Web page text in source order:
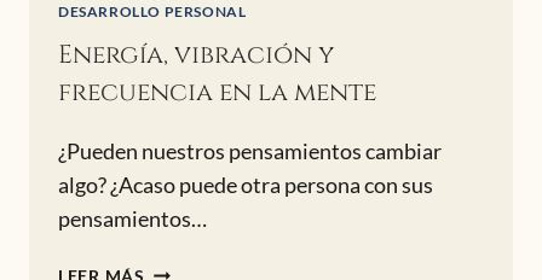
DESARROLLO PERSONAL
Energía, vibración y
frecuencia en la mente
¿Pueden nuestros pensamientos cambiar
algo? ¿Acaso puede otra persona con sus
pensamientos…
LEER MÁS ENERGÍA,